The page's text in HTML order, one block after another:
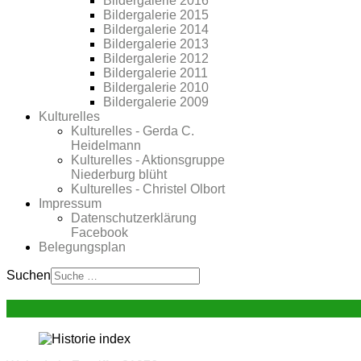
Bildergalerie 2015
Bildergalerie 2014
Bildergalerie 2013
Bildergalerie 2012
Bildergalerie 2011
Bildergalerie 2010
Bildergalerie 2009
Kulturelles
Kulturelles - Gerda C.
Heidelmann
Kulturelles - Aktionsgruppe
Niederburg blüht
Kulturelles - Christel Olbort
Impressum
Datenschutzerklärung
Facebook
Belegungsplan
Suchen